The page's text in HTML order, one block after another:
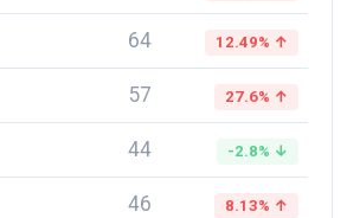
64 12.49% ↑
57 27.6% ↑
44 -2.8% ↓
46 8.13% ↑